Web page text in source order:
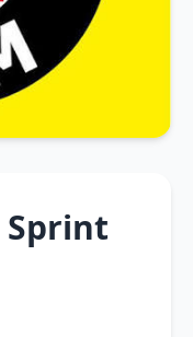
Sprint